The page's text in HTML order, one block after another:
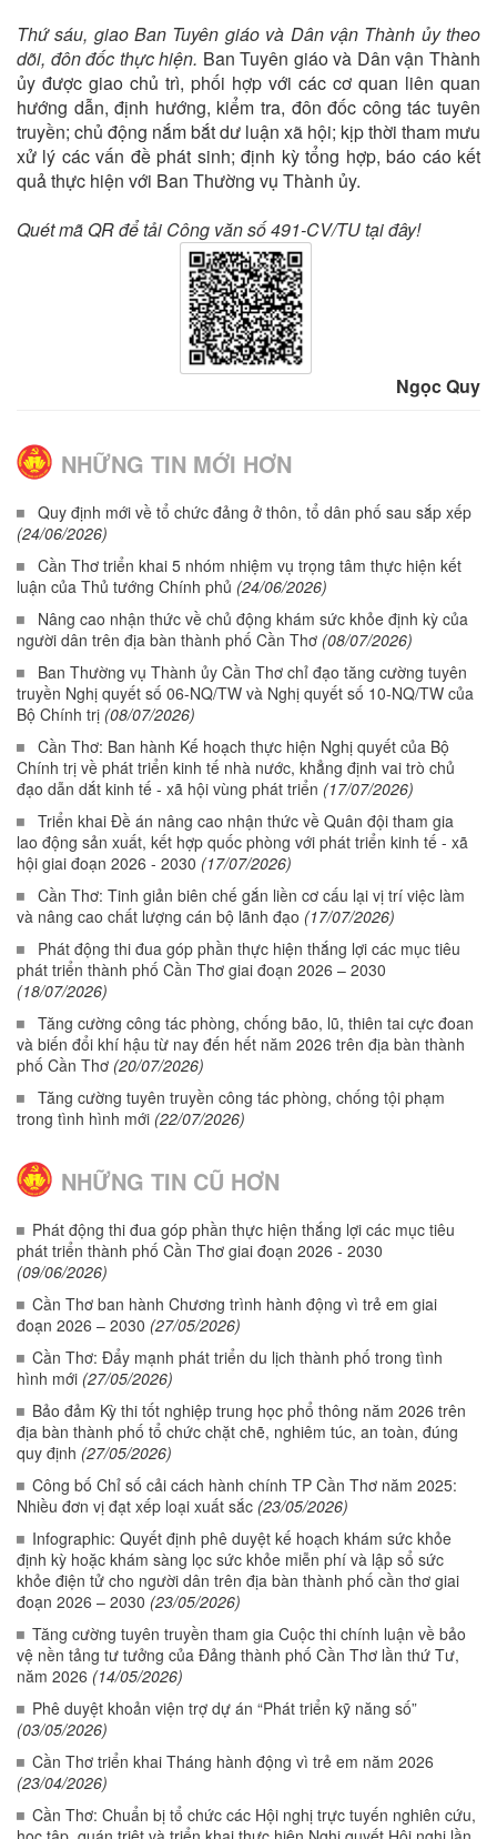
Thứ sáu, giao Ban Tuyên giáo và Dân vận Thành ủy theo
dõi, đôn đốc thực hiện. Ban Tuyên giáo và Dân vận Thành
ủy được giao chủ trì, phối hợp với các cơ quan liên quan
hướng dẫn, định hướng, kiểm tra, đôn đốc công tác tuyên
truyền; chủ động nắm bắt dư luận xã hội; kịp thời tham mưu
xử lý các vấn đề phát sinh; định kỳ tổng hợp, báo cáo kết
quả thực hiện với Ban Thường vụ Thành ủy.
Quét mã QR để tải Công văn số 491-CV/TU tại đây!
Ngọc Quy
NHỮNG TIN MỚI HƠN
Quy định mới về tổ chức đảng ở thôn, tổ dân phố sau sắp xếp
(24/06/2026)
Cần Thơ triển khai 5 nhóm nhiệm vụ trọng tâm thực hiện kết
luận của Thủ tướng Chính phủ (24/06/2026)
Nâng cao nhận thức về chủ động khám sức khỏe định kỳ của
người dân trên địa bàn thành phố Cần Thơ (08/07/2026)
Ban Thường vụ Thành ủy Cần Thơ chỉ đạo tăng cường tuyên
truyền Nghị quyết số 06-NQ/TW và Nghị quyết số 10-NQ/TW của
Bộ Chính trị (08/07/2026)
Cần Thơ: Ban hành Kế hoạch thực hiện Nghị quyết của Bộ
Chính trị về phát triển kinh tế nhà nước, khẳng định vai trò chủ
đạo dẫn dắt kinh tế - xã hội vùng phát triển (17/07/2026)
Triển khai Đề án nâng cao nhận thức về Quân đội tham gia
lao động sản xuất, kết hợp quốc phòng với phát triển kinh tế - xã
hội giai đoạn 2026 - 2030 (17/07/2026)
Cần Thơ: Tinh giản biên chế gắn liền cơ cấu lại vị trí việc làm
và nâng cao chất lượng cán bộ lãnh đạo (17/07/2026)
Phát động thi đua góp phần thực hiện thắng lợi các mục tiêu
phát triển thành phố Cần Thơ giai đoạn 2026 – 2030
(18/07/2026)
Tăng cường công tác phòng, chống bão, lũ, thiên tai cực đoan
và biến đổi khí hậu từ nay đến hết năm 2026 trên địa bàn thành
phố Cần Thơ (20/07/2026)
Tăng cường tuyên truyền công tác phòng, chống tội phạm
trong tình hình mới (22/07/2026)
NHỮNG TIN CŨ HƠN
Phát động thi đua góp phần thực hiện thắng lợi các mục tiêu
phát triển thành phố Cần Thơ giai đoạn 2026 - 2030
(09/06/2026)
Cần Thơ ban hành Chương trình hành động vì trẻ em giai
đoạn 2026 – 2030 (27/05/2026)
Cần Thơ: Đẩy mạnh phát triển du lịch thành phố trong tình
hình mới (27/05/2026)
Bảo đảm Kỳ thi tốt nghiệp trung học phổ thông năm 2026 trên
địa bàn thành phố tổ chức chặt chẽ, nghiêm túc, an toàn, đúng
quy định (27/05/2026)
Công bố Chỉ số cải cách hành chính TP Cần Thơ năm 2025:
Nhiều đơn vị đạt xếp loại xuất sắc (23/05/2026)
Infographic: Quyết định phê duyệt kế hoạch khám sức khỏe
định kỳ hoặc khám sàng lọc sức khỏe miễn phí và lập sổ sức
khỏe điện tử cho người dân trên địa bàn thành phố cần thơ giai
đoạn 2026 – 2030 (23/05/2026)
Tăng cường tuyên truyền tham gia Cuộc thi chính luận về bảo
vệ nền tảng tư tưởng của Đảng thành phố Cần Thơ lần thứ Tư,
năm 2026 (14/05/2026)
Phê duyệt khoản viện trợ dự án “Phát triển kỹ năng số”
(03/05/2026)
Cần Thơ triển khai Tháng hành động vì trẻ em năm 2026
(23/04/2026)
Cần Thơ: Chuẩn bị tổ chức các Hội nghị trực tuyến nghiên cứu,